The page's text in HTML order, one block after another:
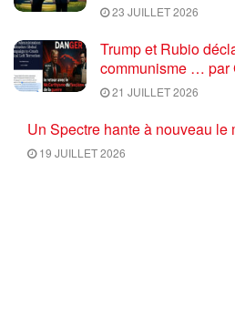
23 JUILLET 2026
Trump et Rubio
communisme … par
21 JUILLET 2026
Un Spectre hante à nouveau
19 JUILLET 2026